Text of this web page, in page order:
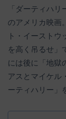
「ダーティハ
のアメリカ映画
ト・イーストウ
を高く吊るせ」
には後に「地獄
アスとマイケル
ーティハリー」